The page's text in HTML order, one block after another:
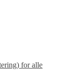
for alle